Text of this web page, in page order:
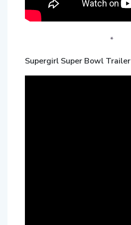
*
Supergirl Super Bowl Trailer